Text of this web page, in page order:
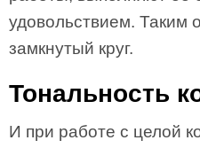
удовольствием. Таким
замкнутый круг.
Тональность
И при работе с целой